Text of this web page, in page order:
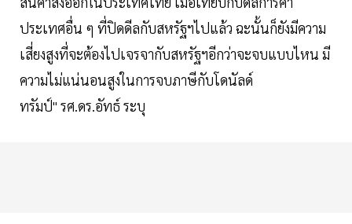
ประเทศอื่น ๆ ที่ปิดดีลกับสหรัฐฯไปแล้ว ฉะนั้นก็ยังมีความ
เสี่ยงสูงที่จะต้องไปเจรจากับสหรัฐฯอีกว่าจะจบแบบไหน มี
ความไม่แน่นอนสูงในการจบภาษีกับโดนัลด์
ทรัมป์" รศ.ดร.อัทธ์ ระบุ